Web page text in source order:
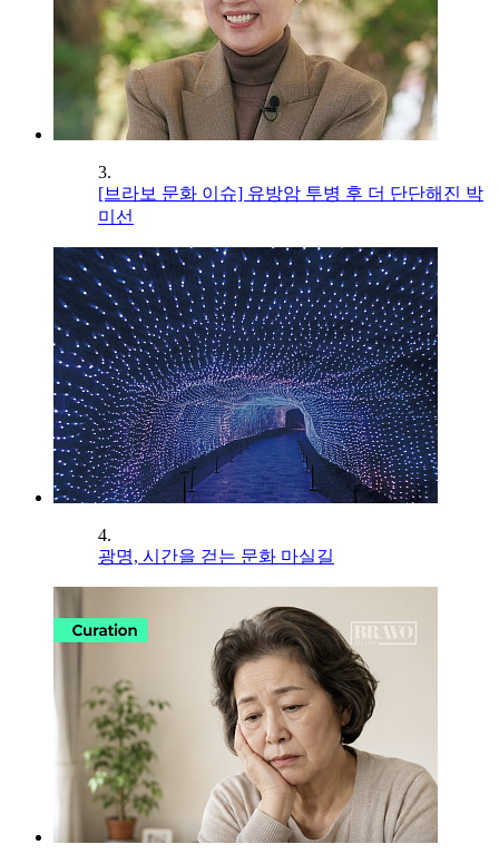
3.
[브라보 문화 이슈] 유방암 투병 후 더 단단해진 박
미선
4.
광명, 시간을 걷는 문화 마실길